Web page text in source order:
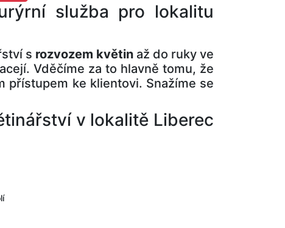
služba pro lokalitu
s rozvozem květin až do ruky ve
Vděčíme za to hlavně tomu, že
přístupem ke klientovi. Snažíme se
v lokalitě Liberec